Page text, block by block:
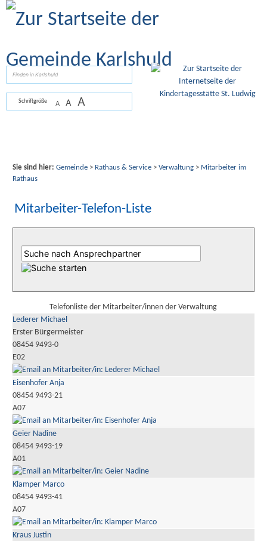
Zum Inhalt
Schriftgröße A A A
Sie sind hier: Gemeinde> Rathaus & Service> Verwaltung> Mitarbeiter im
Rathaus
Mitarbeiter-Telefon-Liste
Telefonliste der Mitarbeiter/innen der Verwaltung
Lederer Michael
Erster Bürgermeister
08454 9493-0
E02
Eisenhofer Anja
08454 9493-21
A07
Geier Nadine
08454 9493-19
A01
Klamper Marco
08454 9493-41
A07
Kraus Justin